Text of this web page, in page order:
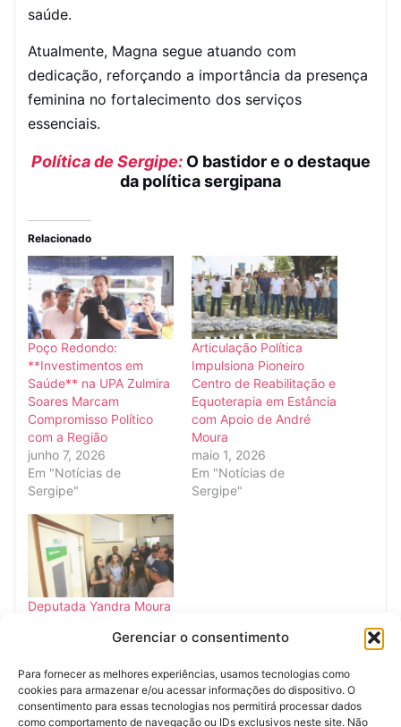
Gerenciar o consentimento
Para fornecer as melhores experiências, usamos tecnologias como
cookies para armazenar e/ou acessar informações do dispositivo. O
consentimento para essas tecnologias nos permitirá processar dados
como comportamento de navegação ou IDs exclusivos neste site. Não
saúde.
Atualmente, Magna segue atuando com
dedicação, reforçando a importância da presença
feminina no fortalecimento dos serviços
essenciais.
Política de Sergipe: O bastidor e o destaque
da política sergipana
Relacionado
Poço Redondo:
**Investimentos em
Saúde** na UPA Zulmira
Soares Marcam
Compromisso Político
com a Região
junho 7, 2026
Em "Notícias de
Sergipe"
Articulação Política
Impulsiona Pioneiro
Centro de Reabilitação e
Equoterapia em Estância
com Apoio de André
Moura
maio 1, 2026
Em "Notícias de
Sergipe"
Deputada Yandra Moura
UPA Zulmira Soares em
Investimento de R$ 880
mil
junho 7, 2026